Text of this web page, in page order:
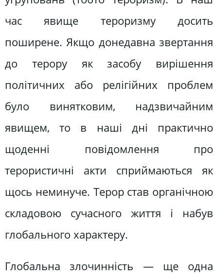
час явище тероризму досить
поширене. Якщо донедавна звертання
до терору як засобу вирішення
політичних або релігійних проблем
було винятковим, надзвичайним
явищем, то в наші дні практично
щоденні повідомлення про
терористичні акти сприймаються як
щось неминуче. Терор став органічною
складовою сучасного життя і набув
глобального характеру.
Глобальна злочинність — ще одна